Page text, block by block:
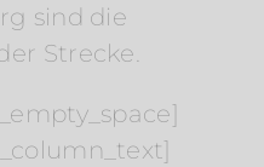
sind die
Strecke.